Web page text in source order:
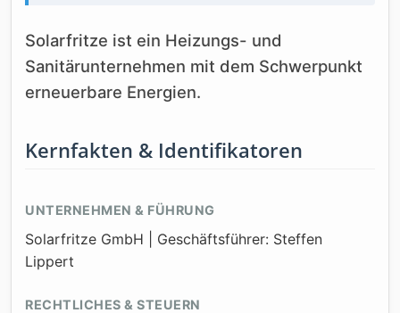
Solarfritze ist ein Heizungs- und
Sanitärunternehmen mit dem Schwerpunkt
erneuerbare Energien.
Kernfakten & Identifikatoren
UNTERNEHMEN & FÜHRUNG
Solarfritze GmbH | Geschäftsführer: Steffen
Lippert
RECHTLICHES & STEUERN